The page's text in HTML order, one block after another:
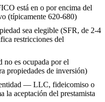
está en o por encima del
(típicamente 620-680)
sea elegible (SFR, de 2-4
restricciones del
no es ocupada por el
propiedades de inversión)
— LLC, fideicomiso o
aceptación del prestamista